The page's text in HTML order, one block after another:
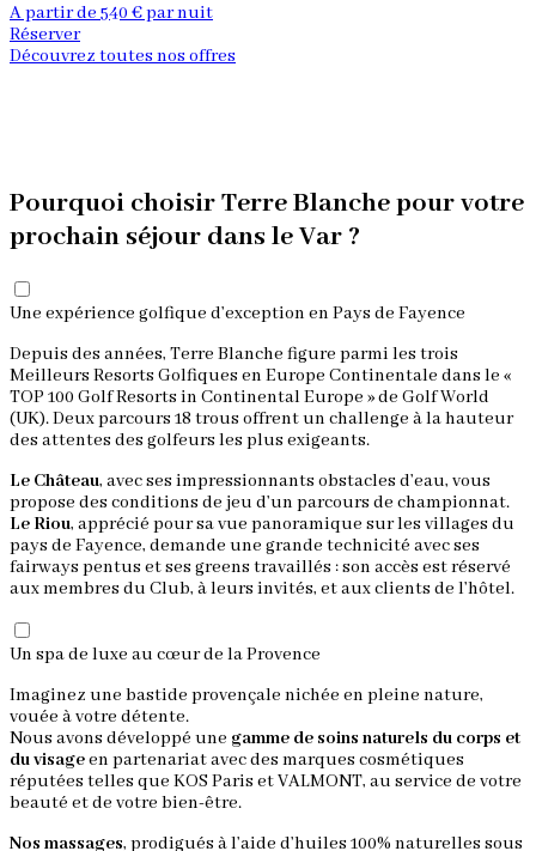
A partir de 540 € par nuit
Réserver
Découvrez toutes nos offres
Pourquoi choisir Terre Blanche pour votre
prochain séjour dans le Var ?
Une expérience golfique d’exception en Pays de Fayence
Depuis des années, Terre Blanche figure parmi les trois
Meilleurs Resorts Golfiques en Europe Continentale dans le «
TOP 100 Golf Resorts in Continental Europe » de Golf World
(UK). Deux parcours 18 trous offrent un challenge à la hauteur
des attentes des golfeurs les plus exigeants.
Le Château, avec ses impressionnants obstacles d’eau, vous
propose des conditions de jeu d’un parcours de championnat.
Le Riou, apprécié pour sa vue panoramique sur les villages du
pays de Fayence, demande une grande technicité avec ses
fairways pentus et ses greens travaillés : son accès est réservé
aux membres du Club, à leurs invités, et aux clients de l’hôtel.
Un spa de luxe au cœur de la Provence
Imaginez une bastide provençale nichée en pleine nature,
vouée à votre détente.
Nous avons développé une gamme de soins naturels du corps et
du visageen partenariat avec des marques cosmétiques
réputées telles que KOS Paris et VALMONT, au service de votre
beauté et de votre bien-être.
Nos massages, prodigués à l’aide d’huiles 100% naturelles sous